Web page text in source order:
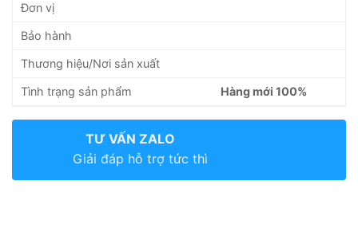
Đơn vị
Bảo hành
Thương hiệu/Nơi sản xuất
Tình trạng sản phẩm Hàng mới 100%
TƯ VẤN ZALO
Giải đáp hỗ trợ tức thì